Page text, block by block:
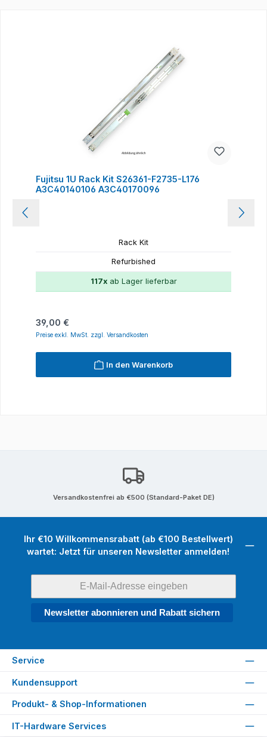
Fujitsu 1U Rack Kit S26361-F2735-L176
A3C40140106 A3C40170096
Rack Kit
Refurbished
117xab Lager lieferbar
Regulärer Preis:
39,00 €
Preise exkl. MwSt. zzgl. Versandkosten
In den Warenkorb
Versandkostenfrei ab €500 (Standard-Paket DE)
Ihr €10 Willkommensrabatt (ab €100 Bestellwert)
wartet: Jetzt für unseren Newsletter anmelden!
Newsletter abonnieren und Rabatt sichern
Service
Kundensupport
Produkt- & Shop-Informationen
IT-Hardware Services